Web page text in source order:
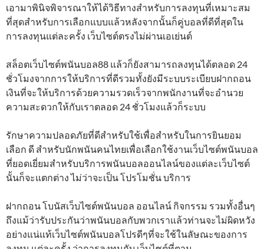
เอามาพินิจพิจารณาให้ได้วิธีทางสำหรับการลงทุนที่เหมาะสม
ที่สุดสำหรับการเลือกแบบแล้วหลังจากนั้นก็คู่บอลที่ดีที่สุดใน
การลงทุนแต่ละครั้ง เว็บไซต์ตรงไม่ผ่านเอเย่นต์
สล็อตเว็บไซต์พนันบอล88 แล้วก็ยังสามารถลงทุนได้ตลอด 24
ชั่วโมงจากการให้บริการที่ดีรวมทั้งยังมีระบบระเบียบฝากถอน
เงินที่จะให้บริการด้วยความรวดเร็วจากพนักงานที่จะอำนวย
ความสะดวกให้กับเราตลอด 24 ชั่วโมงแล้วก็ระบบ
รักษาความปลอดภัยที่ดีสำหรับใช้เพื่อสำหรับในการยินยอม
เลือก ดี สำหรับนักพนันคนไทยเพื่อเลือกใช้งานเว็บไซต์พนันบอล
ที่ยอดเยี่ยมสำหรับบริการพนันบอลออนไลน์ของแต่ละเว็บไซต์
นั้นก็จะแตกต่าง ไม่ว่าจะเป็น โปรโมชั่น บริการ
ฝากถอน โบนัสเว็บไซต์พนันบอล ออนไลน์ กิจกรรม รวมทั้งอื่นๆ
ถึงแม้ว่ารับประกันว่าพนันบอลกับพวกเราแล้วท่านจะไม่ผิดหวัง
อย่างแน่แท้เว็บไซต์พนันบอลโปรดีๆที่จะใช้ในลัษณะของการ